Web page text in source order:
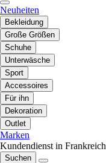
Neuheiten
Bekleidung
Große Größen
Schuhe
Unterwäsche
Sport
Accessoires
Für ihn
Dekoration
Outlet
Marken
Kundendienst in Frankreich
Suchen